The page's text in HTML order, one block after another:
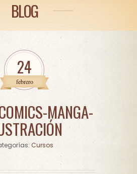
BLOG
24
febrero
MANGA-
Cursos